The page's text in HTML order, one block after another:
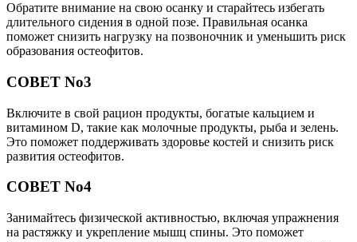
Обратите внимание на свою осанку и старайтесь избегать
длительного сидения в одной позе. Правильная осанка
поможет снизить нагрузку на позвоночник и уменьшить риск
образования остеофитов.
СОВЕТ No3
Включите в свой рацион продукты, богатые кальцием и
витамином D, такие как молочные продукты, рыба и зелень.
Это поможет поддерживать здоровье костей и снизить риск
развития остеофитов.
СОВЕТ No4
Занимайтесь физической активностью, включая упражнения
на растяжку и укрепление мышц спины. Это поможет